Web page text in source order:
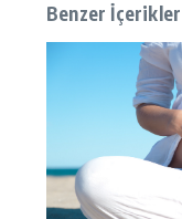
Benzer İçerikler